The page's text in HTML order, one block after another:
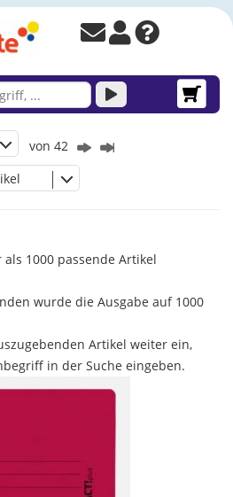
von 42
1000 passende Artikel
wurde die Ausgabe auf 1000
Artikel weiter ein,
in der Suche eingeben.